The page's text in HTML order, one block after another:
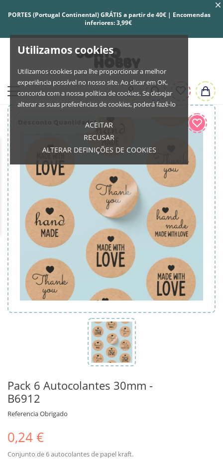
Utilizamos cookies
Utilizamos cookies para lhe proporcionar a melhor
experiência possível no nosso site. Ao clicar em OK,
concorda com a nossa política de cookies. Se desejar
alterar as suas preferências de cookies, poderá fazê-lo
ACEITAR
RECUSAR
ALTERAR DEFINIÇÕES DE COOKIES
PORTES (Portugal Continental) GRÁTIS a partir de 40€ | Encomendas
inferiores: 3,99€
Desconto Quantidade!
Pack 6 Autocolantes 30mm -
B6912
ReferenciaObrigado
0,24 €
Conjunto de 6 autocolantes de papel kraft.